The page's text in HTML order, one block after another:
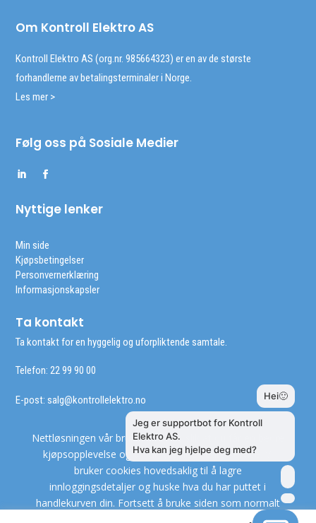
Om Kontroll Elektro AS
Kontroll Elektro AS (org.nr. 985664323) er en av de største
forhandlerne av betalingsterminaler i Norge.
Les mer >
Følg oss på Sosiale Medier
Nyttige lenker
Min side
Kjøpsbetingelser
Personvernerklæring
Informasjonskapsler
Ta kontakt
Ta kontakt for en hyggelig og uforpliktende samtale.
Telefon: 22 99 90 00
E-post: salg@kontrollelektro.no
Nettløsningen vår bruker cookies slik at du får en bedre
kjøpsopplevelse og vi kan yte deg bedre service. Vi
bruker cookies hovedsaklig til å lagre
innloggingsdetaljer og huske hva du har puttet i
handlekurven din. Fortsett å bruke siden som normalt